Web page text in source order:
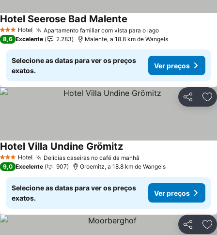
3 EstrelasHotel Apartamento familiar com vista para o lagoVer preços
Hotel Seerose Bad Malente
8,6 Excelente 2.283 Malente, a 18.8 km de Wangels
Selecione as datas para ver os preços
exatos.
Ver preços
Partilhar
3 EstrelasHotel Delícias caseiras no café da manhã
Hotel Villa Undine GrömitzVer preços
9,0 Excelente 907 Groemitz, a 18.8 km de Wangels
Selecione as datas para ver os preços
exatos.
Ver preços
Partilhar